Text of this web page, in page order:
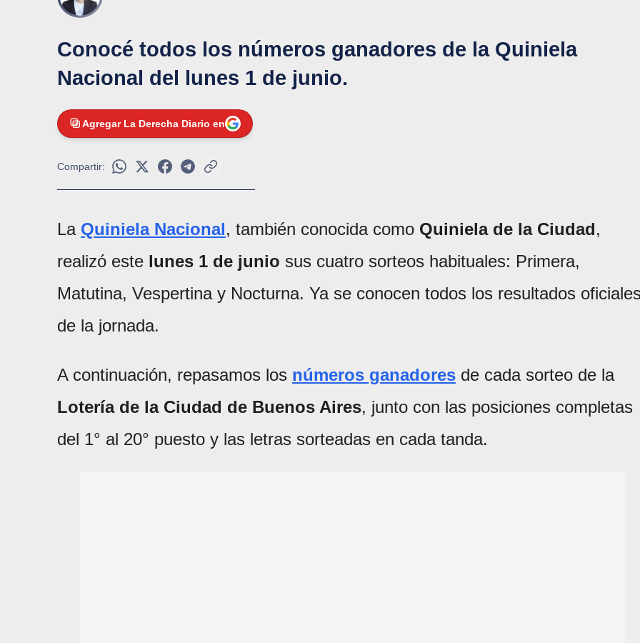
Conocé todos los números ganadores de la Quiniela
Nacional del lunes 1 de junio.
Agregar La Derecha Diario en
Compartir:
La Quiniela Nacional, también conocida como Quiniela de la Ciudad,
realizó este lunes 1 de junio sus cuatro sorteos habituales: Primera,
Matutina, Vespertina y Nocturna. Ya se conocen todos los resultados
de la jornada.
A continuación, repasamos los números ganadores de cada sorteo de la
Lotería de la Ciudad de Buenos Aires, junto con las posiciones completas
del 1° al 20° puesto y las letras sorteadas en cada tanda.